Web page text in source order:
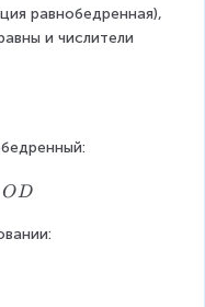
равнобедренная),
и числители
OD